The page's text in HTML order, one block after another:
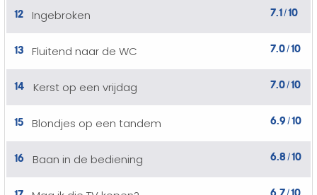
12 Ingebroken 7.1/10
13 Fluitend naar de WC 7.0/10
14 Kerst op een vrijdag 7.0/10
15 Blondjes op een tandem 6.9 /10
16 Baan in de bediening 6.8 /10
6.7 10